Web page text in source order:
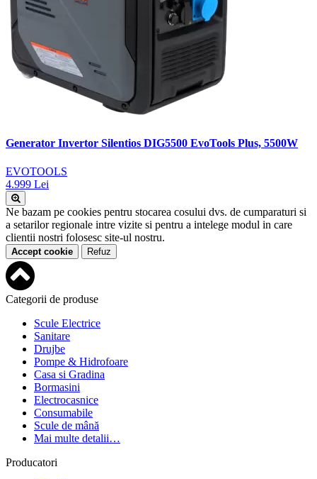
Generator Invertor Silentios DIG5500 EvoTools Plus, 5500W
EVOTOOLS
4.999 Lei
Ne bazam pe cookies pentru stocarea cosului dvs. de cumparaturi si
a setarilor regionale intre vizite si pentru a intelege modul in care
clientii nostri folosesc site-ul nostru.
Accept cookie Refuz
Categorii de produse
Scule Electrice
Sanitare
Drujbe
Pompe & Hidrofoare
Casa si Gradina
Bormasini
Electrocasnice
Consumabile
Scule de mână
Mai multe detalii…
Producatori